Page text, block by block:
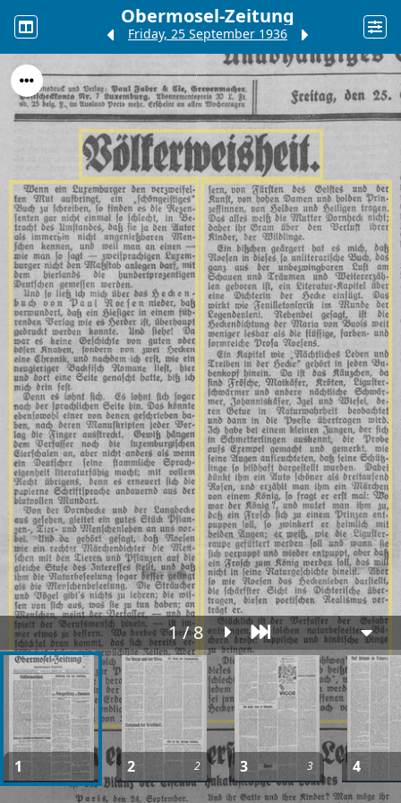
Obermosel-Zeitung
Friday, 25 September 1936
1 / 8
1 2 2 3 3 4